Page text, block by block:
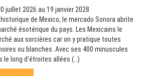
juillet 2026 au 19 janvier 2028
de Mexico, le mercado Sonora abrite
ésotérique du pays. Les Mexicains le
aux sorcières car on y pratique toutes
ou blanches. Avec ses 400 minuscules
le long d’étroites allées (…)